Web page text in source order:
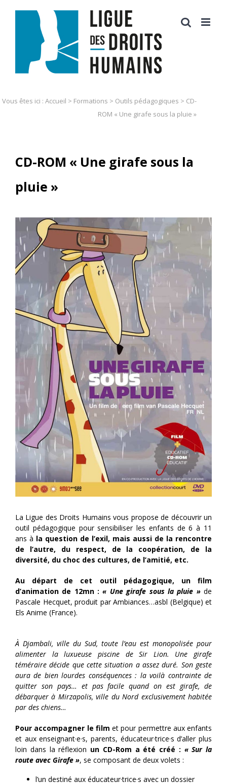
Vous êtes ici : Accueil > Formations > Outils pédagogiques > CD-
ROM « Une girafe sous la pluie »
CD-ROM « Une girafe sous la
pluie »
La Ligue des Droits Humains vous propose de découvrir un
outil pédagogique pour sensibiliser les enfants de 6 à 11
ans à la question de l’exil, mais aussi de la rencontre
de l’autre, du respect, de la coopération, de la
diversité, du choc des cultures, de l’amitié, etc.
Au départ de cet outil pédagogique, un film
d’animation de 12mn :« Une girafe sous la pluie »de
Pascale Hecquet, produit par Ambiances…asbl (Belgique) et
Els Anime (France).
À Djambali, ville du Sud, toute l’eau est monopolisée pour
alimenter la luxueuse piscine de Sir Lion. Une girafe
téméraire décide que cette situation a assez duré. Son geste
aura de bien lourdes conséquences : la voilà contrainte de
quitter son pays… et pas facile quand on est girafe, de
débarquer à Mirzapolis, ville du Nord exclusivement habitée
par des chiens…
Pour accompagner le film et pour permettre aux enfants
et aux enseignant·e·s, parents, éducateur·trice·s d’aller plus
loin dans la réflexion un CD-Rom a été créé : « Sur la
route avec Girafe », se composant de deux volets :
l’un destiné aux éducateur·trice·s avec un dossier